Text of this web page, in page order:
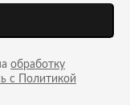
обработку
с Политикой